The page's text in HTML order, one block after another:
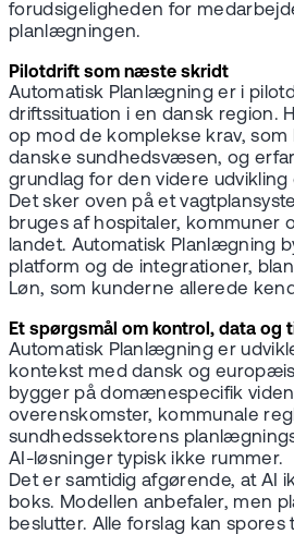
forudsigeligheden for
planlægningen.
Pilotdrift som næste skridt
Automatisk Planlægning er i
driftssituation i en dansk region.
op mod de komplekse krav,
danske sundhedsvæsen, og
grundlag for den videre udvikling
Det sker oven på et
bruges af hospitaler, kommuner
landet. Automatisk Planlægning
platform og de integrationer,
Løn, som kunderne allerede
Et spørgsmål om kontrol, data og
Automatisk Planlægning er
kontekst med dansk og
bygger på domænespecifik
overenskomster, kommunale
sundhedssektorens
AI-løsninger typisk ikke rummer.
Det er samtidig afgørende, at AI
boks. Modellen anbefaler, men
beslutter. Alle forslag kan